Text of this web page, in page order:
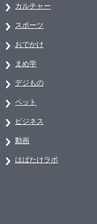
カルチャー
スポーツ
おでかけ
まめ学
デジもの
ペット
ビジネス
動画
はばたけラボ